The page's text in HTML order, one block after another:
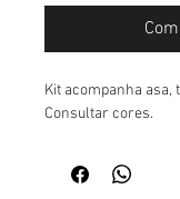
Kit acompanha asa,
Consultar cores.